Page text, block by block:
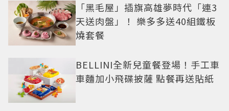
「黑毛屋」插旗高雄夢時代「連3
天送肉盤」！ 樂多多送40組鐵板
燒套餐
BELLINI全新兒童餐登場！手工車
車麵加小飛碟披薩 點餐再送貼紙